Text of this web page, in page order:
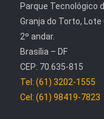
Parque Tecnológico
Granja do Torto, Lote
2º andar.
Brasília – DF
CEP: 70.635-815
Tel: (61) 3202-1555
Cel: (61) 98419-7823